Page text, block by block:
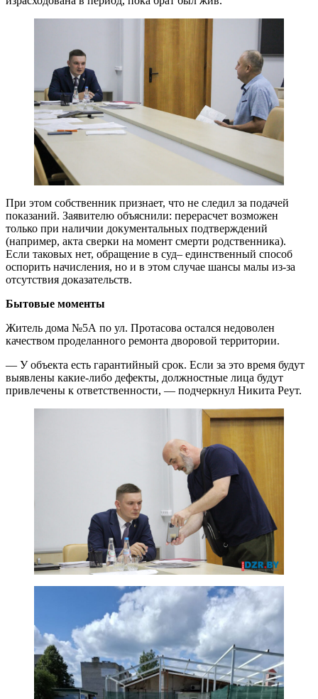
При этом собственник признает, что не следил за подачей
показаний. Заявителю объяснили: перерасчет возможен
только при наличии документальных подтверждений
(например, акта сверки на момент смерти родственника).
Если таковых нет, обращение в суд– единственный способ
оспорить начисления, но и в этом случае шансы малы из-за
отсутствия доказательств.
Бытовые моменты
Житель дома №5А по ул. Протасова остался недоволен
качеством проделанного ремонта дворовой территории.
— У объекта есть гарантийный срок. Если за это время будут
выявлены какие-либо дефекты, должностные лица будут
привлечены к ответственности, — подчеркнул Никита Реут.